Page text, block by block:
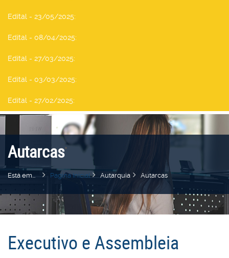
Edital - 23/05/2025:
Edital - 08/04/2025:
Edital - 27/03/2025:
Edital - 03/03/2025:
Edital - 27/02/2025:
Autarcas
Está em... Pagina Inicial Autarquia Autarcas
Executivo e Assembleia